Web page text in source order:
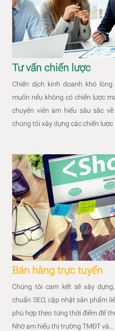
Tư vấn chiến lược
Chiến dịch kinh doanh khó
muốn nếu không có chiến lược
chuyên viên am hiểu sâu sắc
chúng tôi xây dựng các chiến lược
Bán hàng trực tuyến
Chúng tôi cam kết sẽ xây
chuẩn SEO, cập nhật sản phẩm
phù hợp theo từng thời điểm để
Nhờ am hiểu thị trường TMĐT và...